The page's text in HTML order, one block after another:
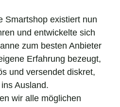
Smartshop existiert nun
und entwickelte sich
zum besten Anbieter
Erfahrung bezeugt,
und versendet diskret,
Ausland.
wir alle möglichen